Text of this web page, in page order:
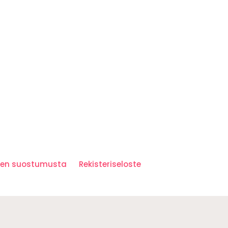
suostumusta Rekisteriseloste